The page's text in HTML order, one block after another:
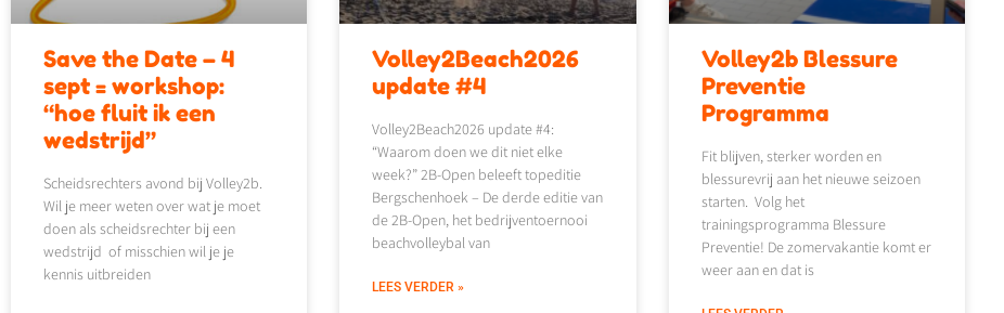
Save the Date – 4
sept = workshop:
“hoe fluit ik een
wedstrijd”
Scheidsrechters avond bij Volley2b.
Wil je meer weten over wat je moet
doen als scheidsrechter bij een
wedstrijd of misschien wil je je
kennis uitbreiden
Volley2Beach2026
update #4
Volley2Beach2026 update #4:
“Waarom doen we dit niet elke
week?” 2B-Open beleeft topeditie
Bergschenhoek – De derde editie van
de 2B-Open, het bedrijventoernooi
beachvolleybal van
LEES VERDER »
Volley2b Blessure
Preventie
Programma
Fit blijven, sterker worden en
blessurevrij aan het nieuwe seizoen
starten. Volg het
trainingsprogramma Blessure
Preventie! De zomervakantie komt er
weer aan en dat is